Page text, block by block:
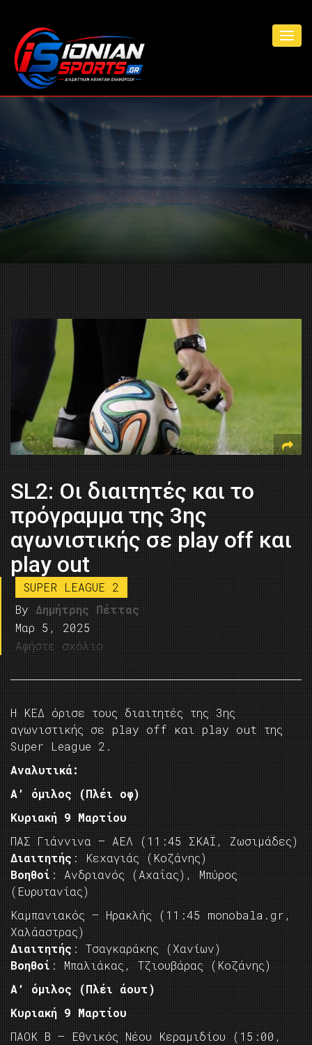
SL2: Οι διαιτητές και το
πρόγραμμα της 3ης
αγωνιστικής σε play off και
play out
SUPER LEAGUE 2
By Δημήτρης Πέττας
Μαρ 5, 2025
Αφήστε σχόλιο
Η ΚΕΔ όρισε τους διαιτητές της 3ης
αγωνιστικής σε play off και play out της
Super League 2.
Αναλυτικά:
Α’ όμιλος (Πλέι οφ)
Κυριακή 9 Μαρτίου
ΠΑΣ Γιάννινα – ΑΕΛ (11:45 ΣΚΑΪ, Ζωσιμάδες)
Διαιτητής : Κεχαγιάς (Κοζάνης)
Βοηθοί : Ανδριανός (Αχαΐας), Μπύρος
(Ευρυτανίας)
Καμπανιακός – Ηρακλής (11:45 monobala.gr,
Χαλάαστρας)
Διαιτητής : Τσαγκαράκης (Χανίων)
Βοηθοί : Μπαλιάκας, Τζιουβάρας (Κοζάνης)
Α’ όμιλος (Πλέι άουτ)
Κυριακή 9 Μαρτίου
ΠΑΟΚ Β – Εθνικός Νέου Κεραμιδίου (15:00,